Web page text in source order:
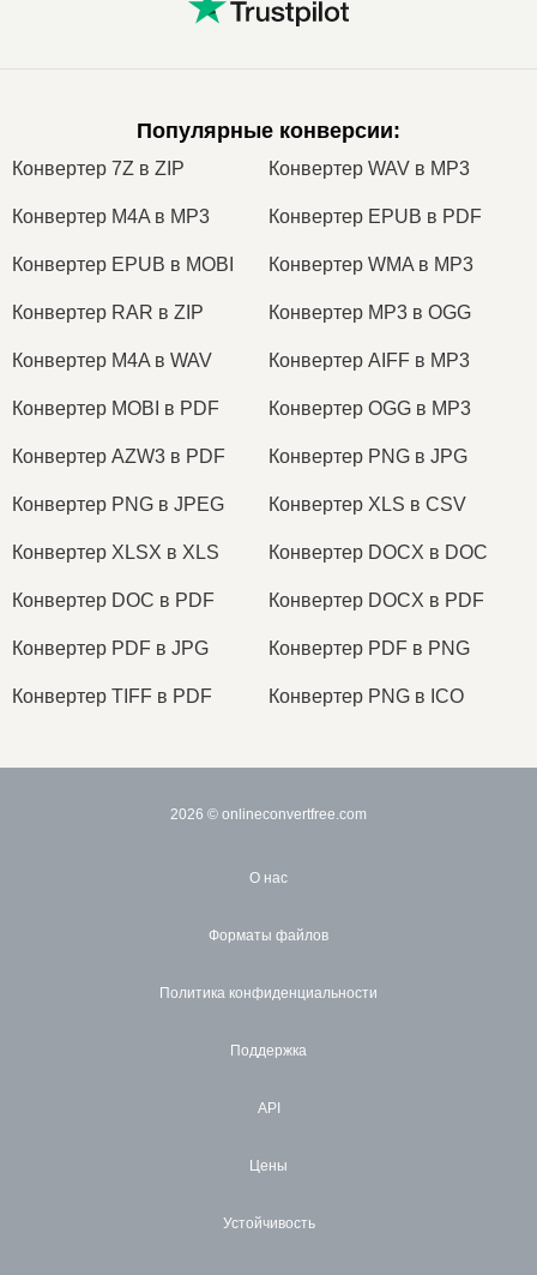
Популярные конверсии:
Конвертер 7Z в ZIP Конвертер WAV в MP3
Конвертер M4A в MP3 Конвертер EPUB в PDF
Конвертер EPUB в MOBI Конвертер WMA в MP3
Конвертер RAR в ZIP Конвертер MP3 в OGG
Конвертер M4A в WAV Конвертер AIFF в MP3
Конвертер MOBI в PDF Конвертер OGG в MP3
Конвертер AZW3 в PDF Конвертер PNG в JPG
Конвертер PNG в JPEG Конвертер XLS в CSV
Конвертер XLSX в XLS Конвертер DOCX в DOC
Конвертер DOC в PDF Конвертер DOCX в PDF
Конвертер PDF в JPG Конвертер PDF в PNG
Конвертер TIFF в PDF Конвертер PNG в ICO
2026 © onlineconvertfree.com
О нас
Форматы файлов
Политика конфиденциальности
Поддержка
API
Цены
Устойчивость